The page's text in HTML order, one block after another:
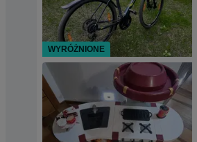
WYRÓŻNIONE